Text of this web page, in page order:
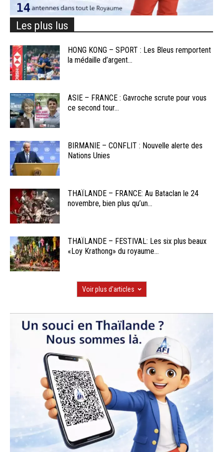
Les plus lus
HONG KONG – SPORT : Les Bleus remportent
la médaille d’argent...
ASIE – FRANCE : Gavroche scrute pour vous
ce second tour...
BIRMANIE – CONFLIT : Nouvelle alerte des
Nations Unies
THAÏLANDE – FRANCE: Au Bataclan le 24
novembre, bien plus qu’un...
THAÏLANDE – FESTIVAL: Les six plus beaux
«Loy Krathong» du royaume...
Voir plus d'articles